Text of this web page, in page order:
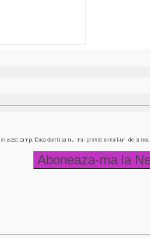
camp. Daca doriti sa nu mai primiti e-mail-uri de la